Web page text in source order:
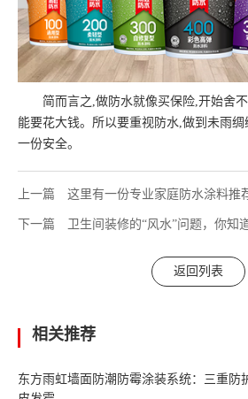
简而言之,做防水就像买保险,开始舍
能要花大钱。所以要重视防水,做到未雨绸
一份安全。
上一篇 这里有一份专业家庭防水涂料推
下一篇 卫生间装修的“风水”问题，你知
返回列表
相关推荐
东方雨虹墙面防潮防霉涂装系统：三重防